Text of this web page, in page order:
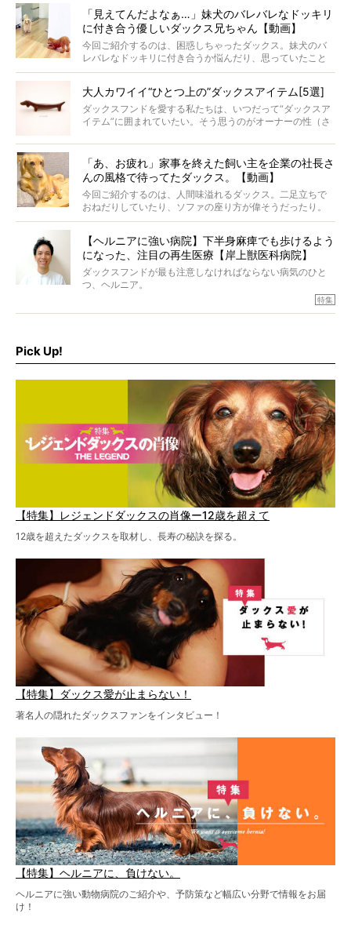
「見えてんだよなぁ…」妹犬のバレバレなドッキリ
に付き合う優しいダックス兄ちゃん【動画】
今回ご紹介するのは、困惑しちゃったダックス。妹犬のバ
レバレなドッキリに付き合うか悩んだり、思っていたこと
と違う事態に陥ったり。そんなお悩み全開なダックスの様
大人カワイイ“ひとつ上の”ダックスアイテム[5選]
ダックスフンドを愛する私たちは、いつだって“ダックスア
イテム”に囲まれていたい。そう思うのがオーナーの性（さ
ムをご紹介。
「あ、お疲れ」家事を終えた飼い主を企業の社長さ
んの風格で待ってたダックス。【動画】
今回ご紹介するのは、人間味溢れるダックス。二足立ちで
おねだりしていたり、ソファの座り方が偉そうだったり。
今にも言葉を発しそうなダックスの姿は、もう人間にしか
【ヘルニアに強い病院】下半身麻痺でも歩けるよう
になった、注目の再生医療【岸上獣医科病院】
ダックスフンドが最も注意しなければならない病気のひと
つ、ヘルニア。
特集『ヘルニアに、負けない』では、ヘルニアに強い動物
を点滴投与する治療により、歩けなかった子が投与37日で
特集
Pick Up!
【特集】レジェンドダックスの肖像ー12歳を超えて
12歳を超えたダックスを取材し、長寿の秘訣を探る。
【特集】ダックス愛が止まらない！
著名人の隠れたダックスファンをインタビュー！
【特集】ヘルニアに、負けない。
ヘルニアに強い動物病院のご紹介や、予防策など幅広い分野で情報をお届
け！